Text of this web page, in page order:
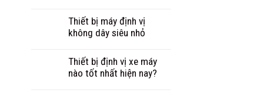
Thiết bị máy định vị
không dây siêu nhỏ
Thiết bị định vị xe máy
nào tốt nhất hiện nay?